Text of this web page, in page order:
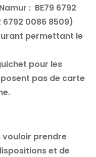
: BE79 6792
0086 8509)
permettant le
pour les
pas de carte
vouloir prendre
et de